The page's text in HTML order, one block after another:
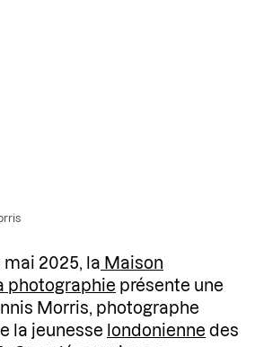
mai 2025, la Maison
photographie présente une
Morris, photographe
la jeunesse londonienne des